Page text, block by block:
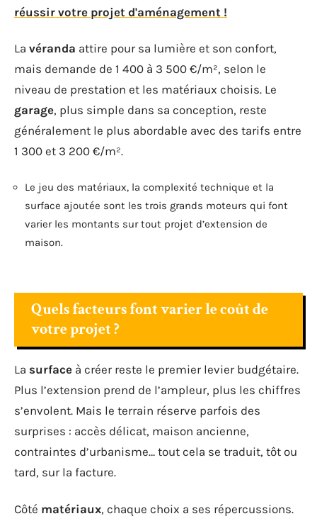
réussir votre projet d'aménagement !
La véranda attire pour sa lumière et son confort,
mais demande de 1 400 à 3 500 €/m², selon le
niveau de prestation et les matériaux choisis. Le
garage, plus simple dans sa conception, reste
généralement le plus abordable avec des tarifs entre
1 300 et 3 200 €/m².
Le jeu des matériaux, la complexité technique et la
surface ajoutée sont les trois grands moteurs qui font
varier les montants sur tout projet d’extension de
maison.
Quels facteurs font varier le coût de
votre projet ?
La surface à créer reste le premier levier budgétaire.
Plus l’extension prend de l’ampleur, plus les chiffres
s’envolent. Mais le terrain réserve parfois des
surprises : accès délicat, maison ancienne,
contraintes d’urbanisme… tout cela se traduit, tôt ou
tard, sur la facture.
Côté matériaux, chaque choix a ses répercussions.